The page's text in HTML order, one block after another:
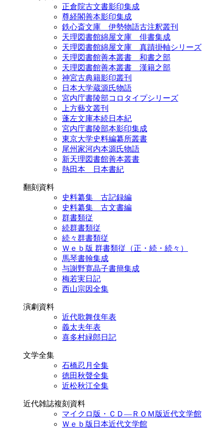
正倉院古文書影印集成
尊経閣善本影印集成
鉄心斎文庫 伊勢物語古注釈叢刊
天理図書館綿屋文庫 俳書集成
天理図書館綿屋文庫 真蹟掛軸シリーズ
天理図書館善本叢書 和書之部
天理図書館善本叢書 漢籍之部
神宮古典籍影印叢刊
日本大学蔵源氏物語
宮内庁書陵部コロタイプシリーズ
上方藝文叢刊
蓬左文庫本続日本紀
宮内庁書陵部本影印集成
東京大学史料編纂所叢書
尾州家河内本源氏物語
新天理図書館善本叢書
熱田本 日本書紀
翻刻資料
史料纂集 古記録編
史料纂集 古文書編
群書類従
続群書類従
続々群書類従
Ｗｅｂ版 群書類従（正・続・続々）
馬琴書翰集成
与謝野寛晶子書簡集成
梅若実日記
西山宗因全集
演劇資料
近代歌舞伎年表
義太夫年表
喜多村緑郎日記
文学全集
石橋忍月全集
徳田秋聲全集
近松秋江全集
近代雑誌複刻資料
マイクロ版・ＣＤ―ＲＯＭ版近代文学館
Ｗｅｂ版日本近代文学館